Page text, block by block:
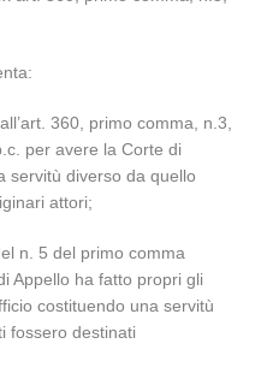
360, primo comma, n.3,
per avere la Corte di
servitù diverso da quello
attori;
n. 5 del primo comma
Appello ha fatto propri gli
costituendo una servitù
fossero destinati